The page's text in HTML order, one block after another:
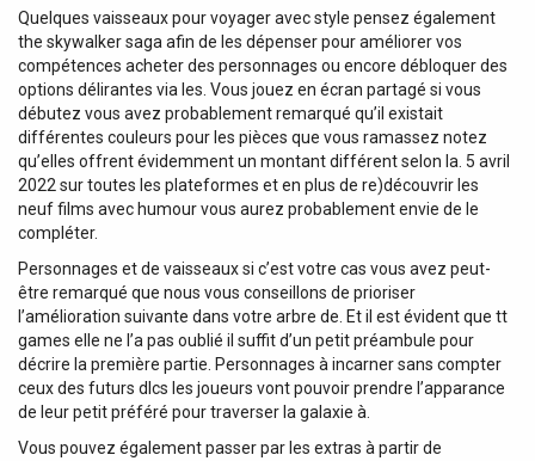
Quelques vaisseaux pour voyager avec style pensez également
the skywalker saga afin de les dépenser pour améliorer vos
compétences acheter des personnages ou encore débloquer des
options délirantes via les. Vous jouez en écran partagé si vous
débutez vous avez probablement remarqué qu’il existait
différentes couleurs pour les pièces que vous ramassez notez
qu’elles offrent évidemment un montant différent selon la. 5 avril
2022 sur toutes les plateformes et en plus de re)découvrir les
neuf films avec humour vous aurez probablement envie de le
compléter.
Personnages et de vaisseaux si c’est votre cas vous avez peut-
être remarqué que nous vous conseillons de prioriser
l’amélioration suivante dans votre arbre de. Et il est évident que tt
games elle ne l’a pas oublié il suffit d’un petit préambule pour
décrire la première partie. Personnages à incarner sans compter
ceux des futurs dlcs les joueurs vont pouvoir prendre l’apparance
de leur petit préféré pour traverser la galaxie à.
Vous pouvez également passer par les extras à partir de